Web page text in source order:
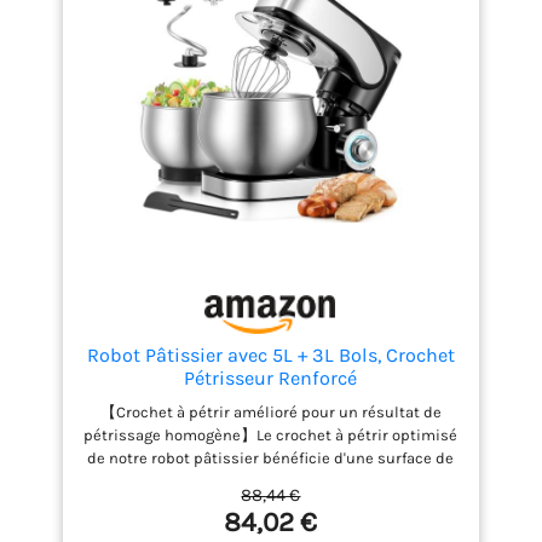
produit dans notre réseau de 6 200 centres de
réparation dans le monde entier pour qu'il dure
plus longtemps.
Robot Pâtissier avec 5L + 3L Bols, Crochet
Pétrisseur Renforcé
【Crochet à pétrir amélioré pour un résultat de
pétrissage homogène】Le crochet à pétrir optimisé
de notre robot pâtissier bénéficie d'une surface de
fond du bol. il garantit des résultats moelleux sans
retouche manuelle, pour un petrin parfait à chaque
88,44 €
84,02 €